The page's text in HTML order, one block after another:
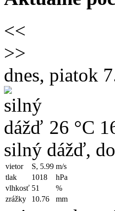
<<
>>
dnes, piatok
26 °C
silný dážď,
vietor S, 5.99 m/s
tlak
1018
hPa
vlhkosť 51
%
zrážky
10.76 mm